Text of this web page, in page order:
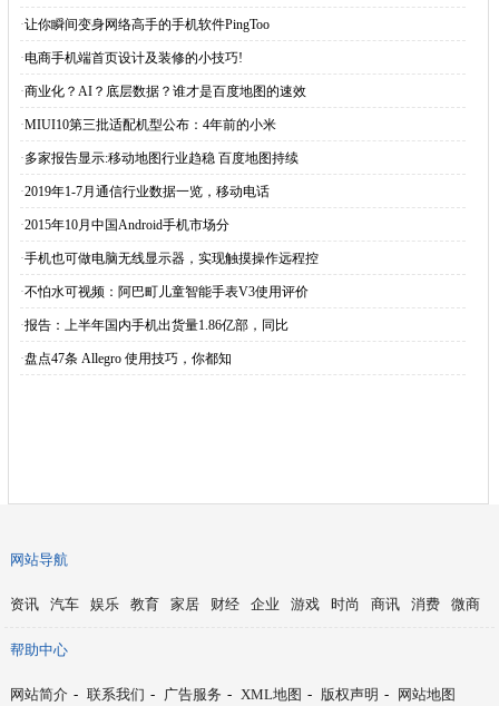
·让你瞬间变身网络高手的手机软件PingToo
·电商手机端首页设计及装修的小技巧!
·商业化？AI？底层数据？谁才是百度地图的速效
·MIUI10第三批适配机型公布：4年前的小米
·多家报告显示:移动地图行业趋稳 百度地图持续
·2019年1-7月通信行业数据一览，移动电话
·2015年10月中国Android手机市场分
·手机也可做电脑无线显示器，实现触摸操作远程控
·不怕水可视频：阿巴町儿童智能手表V3使用评价
·报告：上半年国内手机出货量1.86亿部，同比
·盘点47条 Allegro 使用技巧，你都知
网站导航
资讯 汽车 娱乐 教育 家居 财经 企业 游戏 时尚 商讯 消费 微商
帮助中心
网站简介 - 联系我们 - 广告服务 - XML地图 - 版权声明 - 网站地图